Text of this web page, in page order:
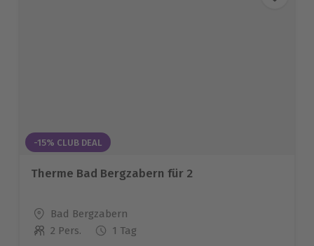
-15% CLUB DEAL
Therme Bad Bergzabern für 2
Standort
Bad Bergzabern
Anzahl der Teilnehmer
2 Pers. 1 Tag